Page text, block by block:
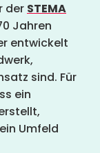
der STEMA
Jahren
entwickelt
sind. Für
ein
Umfeld